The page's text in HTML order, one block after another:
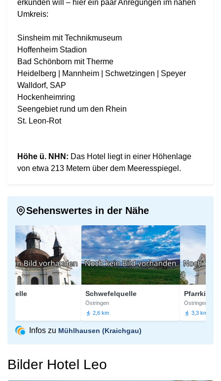
erkunden will – hier ein paar Anregungen im nahen
Umkreis:
Sinsheim mit Technikmuseum
Hoffenheim Stadion
Bad Schönborn mit Therme
Heidelberg | Mannheim | Schwetzingen | Speyer
Walldorf, SAP
Hockenheimring
Seengebiet rund um den Rhein
St. Leon-Rot
Höhe ü. NHN: Das Hotel liegt in einer Höhenlage
von etwa 213 Metern über dem Meeresspiegel.
Sehenswertes in der Nähe
Schwefelquelle
Östringen
2,6 km
Pfarrkirche
Östringen
3,3 km
Infos zu Mühlhausen (Kraichgau)
Bilder Hotel Leo